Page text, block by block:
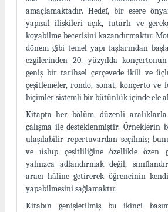
amaçlamaktadır. Hedef, bir esere
yapısal ilişkileri açık, tutarlı ve
koyabilme becerisini kazandırmaktır.
dönem gibi temel yapı taşlarından
ezgilerinden 20. yüzyılda
geniş bir tarihsel çerçevede ikili ve
çeşitlemeler, rondo, sonat, konçerto ve
biçimler sistemli bir bütünlük içinde ele
Kitapta her bölüm, düzenli
çalışma ile desteklenmiştir. Örneklerin
ulaşılabilir repertuvardan seçilmiş;
ve üslup çeşitliliğine özellikle özen
yalnızca adlandırmak değil,
aracı hâline getirerek öğrencinin
yapabilmesini sağlamaktır.
Kitabın genişletilmiş bu ikinci